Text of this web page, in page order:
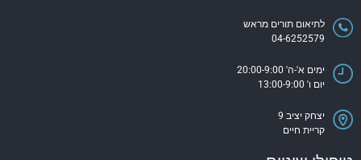
לתיאום תורים מראש
04-6252579
ימים א'-ה' 20:00-9:00
יום ו' 13:00-9:00
יצחק יציב 9
קריית חיים